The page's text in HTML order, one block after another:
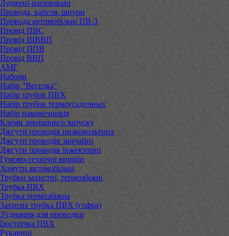
Луджені-пасивовані
Провода, кабеля, шнури
Провода автомобільні ПВ-3
Провід ПВС
Провід ШВВП
Провід ППВ
Провід ВВП
АМГ
Набори
Набір "Веселка"
Набір трубок ПВХ
Набір трубок термоусадочных
Набір наконечників
Клеми зовнішньго запуску
Джгути проводів низковольтних
Джгути проводів звичайні
Джгути проводів інжекторні
Гумово-технічні вироби
Хомути автомобільні
Трубки захистні, термозбіжні
Трубка ПВХ
Трубка термозбіжна
Захисна трубка ПВХ (гофра)
З'єднання для проводки
Ізострічка ПВХ
Рукавиці